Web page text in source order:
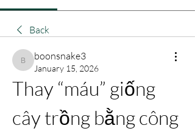
Back
boonsnake3
boonsnake3
January 15, 2026
Thay “máu” giống
cây trồng bằng công